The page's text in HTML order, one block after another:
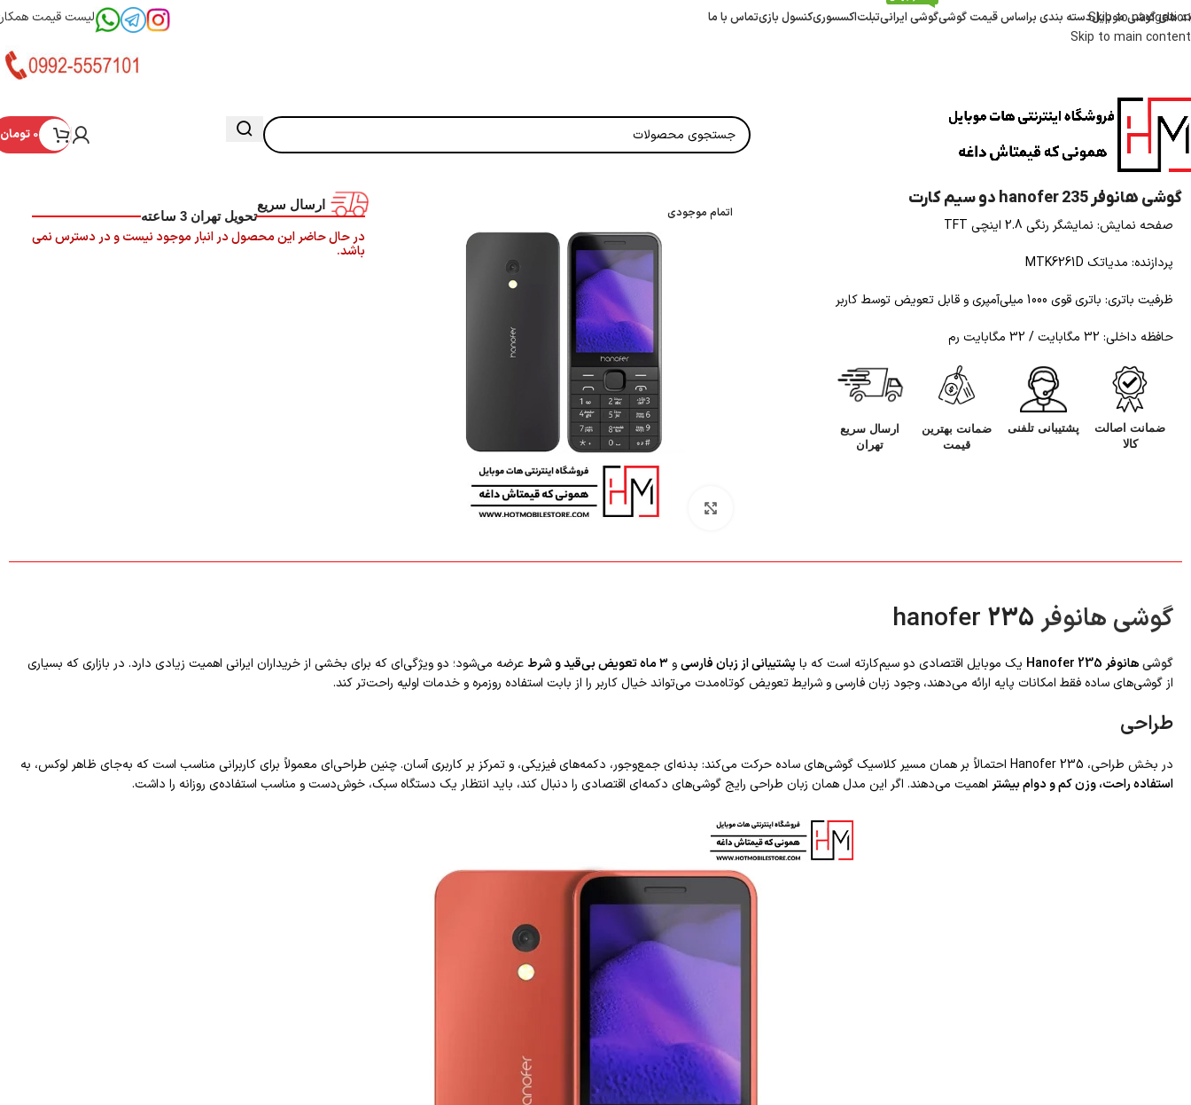
Skip to navigation
Skip to main content
های گوشی موبایلدسته بندی براساس قیمت گوشیگوشی ایرانیتبلتاکسسوریکنسول بازیتماس با ما لیست قیمت
0 تومان
گوشی هانوفر hanofer 235 دو سیم کارت
صفحه نمایش: نمایشگر رنگی 2.8 اینچی TFT
پردازنده: مدیاتک MTK6261D
ظرفیت باتری: باتری قوی 1000 میلی‌آمپری و قابل تعویض توسط کاربر
حافظه داخلی: 32 مگابایت / 32 مگابایت رم
ضمانت اصالت
کالا
پشتیبانی تلفنی
ضمانت بهترین
قیمت
ارسال سریع
تهران
اتمام موجودی
بزرگنمایی تصویر
ارسال سریع
تحویل تهران 3 ساعته
در حال حاضر این محصول در انبار موجود نیست و در دسترس نمی
باشد.
گوشی هانوفر
گوشیهانوفر Hanofer 235 یک موبایل اقتصادی دو سیم‌کارته است که با پشتیبانی از زبان فارسیو ۳ ماه تعویض بی‌قید و شرط
عرضه می‌شود؛ دو ویژگی‌ای که برای بخشی از خریداران ایرانی اهمیت زیادی دارد. در بازاری که بسیاری
از گوشی‌های ساده فقط امکانات پایه ارائه می‌دهند، وجود زبان فارسی و شرایط تعویض کوتاه‌مدت می‌تواند خیال کاربر را از بابت استفاده روزمره و خدمات اولیه راحت‌تر کند.
طراحی
در بخش طراحی، Hanofer 235 احتمالاً بر همان مسیر کلاسیک گوشی‌های ساده حرکت می‌کند: بدنه‌ای جمع‌وجور، دکمه‌های فیزیکی، و تمرکز بر کاربری آسان. چنین طراحی‌ای معمولاً برای کاربرانی مناسب است که به‌جای ظاهر لوکس، به
استفاده راحت، وزن کم و دوام بیشتر اهمیت می‌دهند. اگر این مدل همان زبان طراحی رایج گوشی‌های دکمه‌ای اقتصادی را دنبال کند، باید انتظار یک دستگاه سبک، خوش‌دست و مناسب استفاده‌ی روزانه را داشت.